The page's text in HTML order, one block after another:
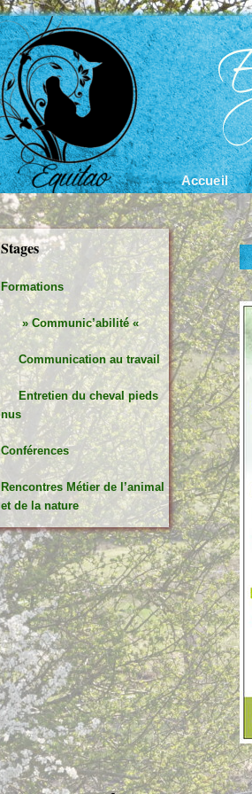
Accueil
Stages
Formations
» Communic’abilité «
Communication au travail
Entretien du cheval pieds
nus
Conférences
Rencontres Métier de l’animal
et de la nature